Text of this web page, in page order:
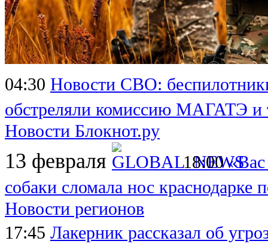
04:30 Новости СВО:
обстреляли комиссию МАГАТЭ и
Новости Блокнот.ру
13 февраля 18:00
собаки сломала нос краснодарке
Новости регионов
17:45 Лакерник рассказал об